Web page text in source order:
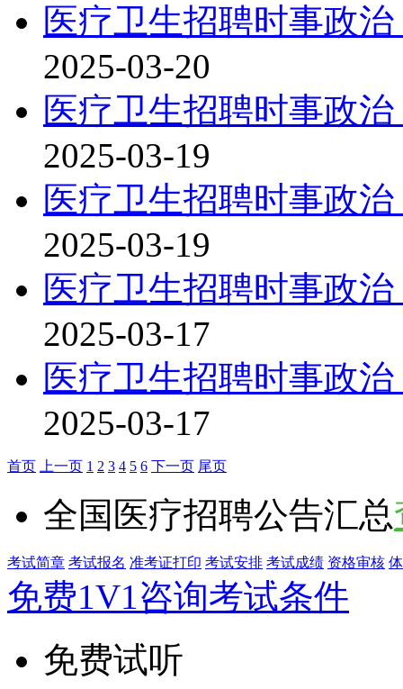
医疗卫生招聘时事政
2025-03-20
医疗卫生招聘时事政
2025-03-19
医疗卫生招聘时事政
2025-03-19
医疗卫生招聘时事政
2025-03-17
医疗卫生招聘时事政
2025-03-17
首页 上一页 1 2 3 4 5 6 下一页 尾页
全国医疗招聘公告汇总
考试简章 考试报名 准考证打印 考试安排 考试成绩 资格审核
免费1V1咨询考试条件
免费试听